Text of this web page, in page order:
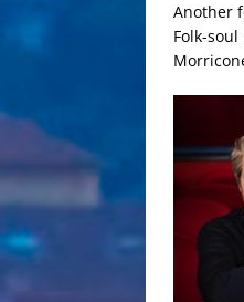
Another
Folk-